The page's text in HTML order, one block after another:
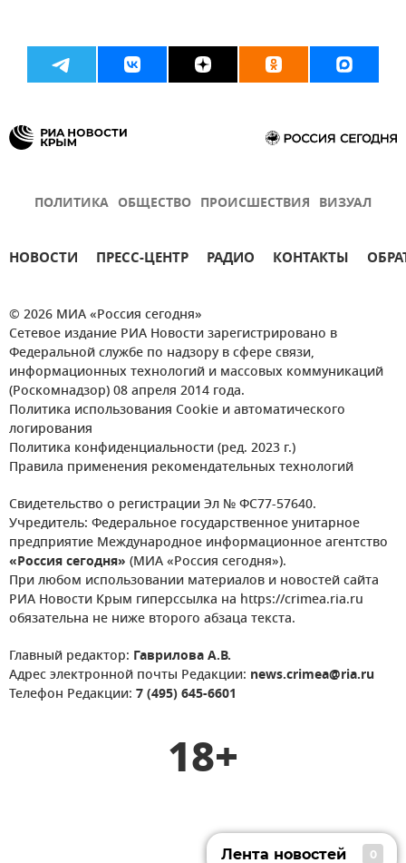
ПОЛИТИКА ОБЩЕСТВО ПРОИСШЕСТВИЯ ВИЗУАЛ
НОВОСТИ ПРЕСС-ЦЕНТР РАДИО КОНТАКТЫ
© 2026 МИА «Россия сегодня»
Сетевое издание РИА Новости зарегистрировано в
Федеральной службе по надзору в сфере связи,
информационных технологий и массовых коммуникаций
(Роскомнадзор) 08 апреля 2014 года.
Политика использования Cookie и автоматического
логирования
Политика конфиденциальности (ред. 2023 г.)
Правила применения рекомендательных технологий
Свидетельство о регистрации Эл № ФС77-57640.
Учредитель: Федеральное государственное унитарное
предприятие Международное информационное агентство
«Россия сегодня» (МИА «Россия сегодня»).
При любом использовании материалов и новостей сайта
РИА Новости Крым гиперссылка на https://crimea.ria.ru
обязательна не ниже второго абзаца текста.
Главный редактор: Гаврилова А.В.
Адрес электронной почты Редакции: news.crimea@ria.ru
Телефон Редакции: 7 (495) 645-6601
18+
Лента новостей 0